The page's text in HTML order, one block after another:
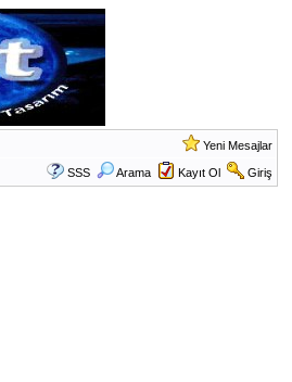
Yeni Mesajlar
SSS Arama Kayıt Ol Giriş